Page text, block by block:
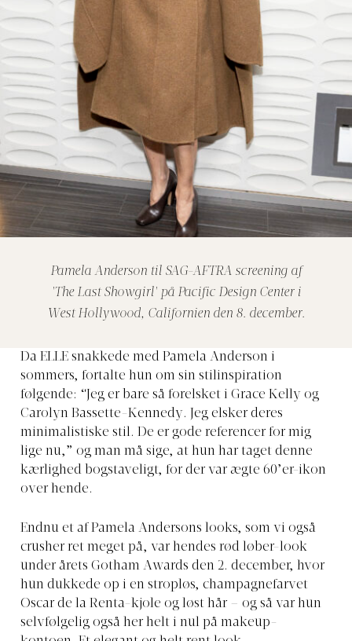
Pamela Anderson til SAG-AFTRA screening af
'The Last Showgirl' på Pacific Design Center i
West Hollywood, Californien den 8. december.
Da ELLE snakkede med Pamela Anderson i
sommers, fortalte hun om sin stilinspiration
følgende: “Jeg er bare så forelsket i Grace Kelly og
Carolyn Bassette-Kennedy. Jeg elsker deres
minimalistiske stil. De er gode referencer for mig
lige nu,” og man må sige, at hun har taget denne
kærlighed bogstaveligt, for der var ægte 60’er-ikon
over hende.
Endnu et af Pamela Andersons looks, som vi også
crusher ret meget på, var hendes rød løber-look
under årets Gotham Awards den 2. december, hvor
hun dukkede op i en stropløs, champagnefarvet
Oscar de la Renta-kjole og løst hår – og så var hun
selvfølgelig også her helt i nul på makeup-